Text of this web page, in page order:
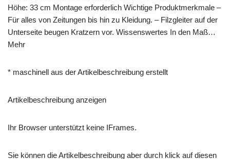
Höhe: 33 cm Montage erforderlich Wichtige Produktmerkmale –
Für alles von Zeitungen bis hin zu Kleidung. – Filzgleiter auf der
Unterseite beugen Kratzern vor. Wissenswertes In den Maß…
Mehr
* maschinell aus der Artikelbeschreibung erstellt
Artikelbeschreibung anzeigen
Ihr Browser unterstützt keine IFrames.
Sie können die Artikelbeschreibung aber durch klick auf diesen